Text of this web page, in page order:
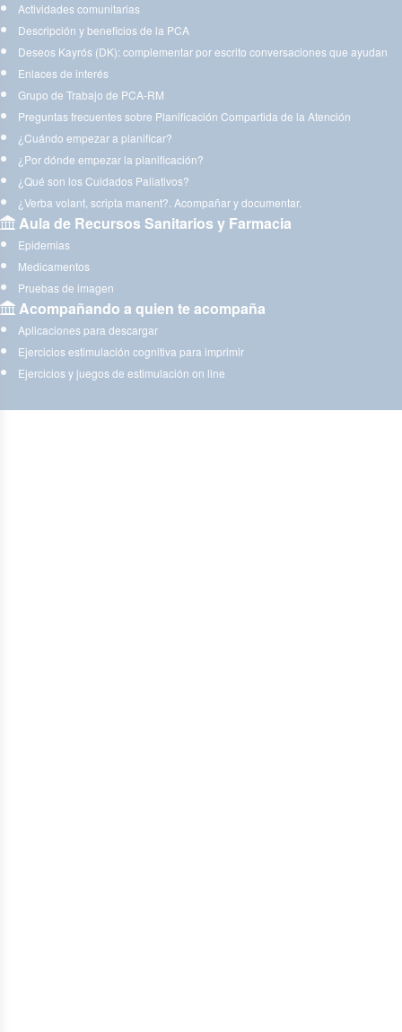
Actividades comunitarias
Descripción y beneficios de la PCA
Deseos Kayrós (DK): complementar por escrito conversaciones que ayudan
Enlaces de interés
Grupo de Trabajo de PCA-RM
Preguntas frecuentes sobre Planificación Compartida de la Atención
¿Cuándo empezar a planificar?
¿Por dónde empezar la planificación?
¿Qué son los Cuidados Paliativos?
¿Verba volant, scripta manent?. Acompañar y documentar.
Aula de Recursos Sanitarios y Farmacia
Epidemias
Medicamentos
Pruebas de imagen
Acompañando a quien te acompaña
Aplicaciones para descargar
Ejercicios estimulación cognitiva para imprimir
Ejercicios y juegos de estimulación on line